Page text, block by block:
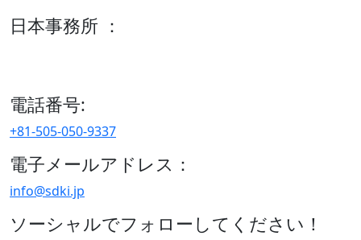
日本事務所 ：
電話番号:
+81-505-050-9337
電子メールアドレス：
info@sdki.jp
ソーシャルでフォローしてください！